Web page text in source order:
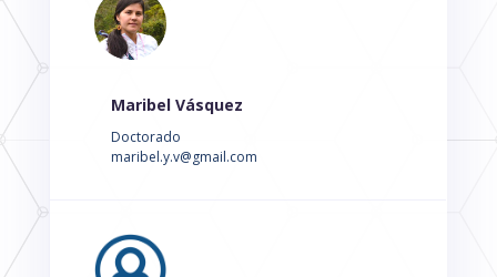
Maribel Vásquez
Doctorado
maribel.y.v@gmail.com